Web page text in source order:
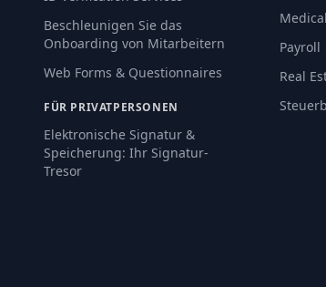
Beschleunigen Sie das
Onboarding von Mitarbeitern
Web Forms & Questionnaires
FÜR PRIVATPERSONEN
Elektronische Signatur &
Speicherung: Ihr Signatur-
Tresor
Medical
Payroll
Real